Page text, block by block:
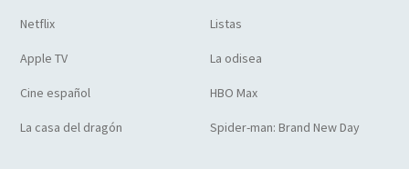
Netflix Listas
Apple TV La odisea
Cine español HBO Max
La casa del dragón Spider-man: Brand New Day